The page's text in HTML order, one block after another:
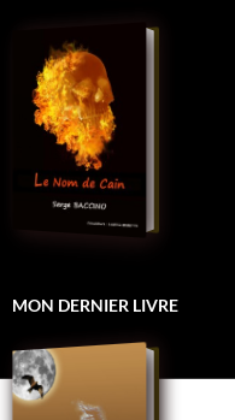
MON DERNIER LIVRE